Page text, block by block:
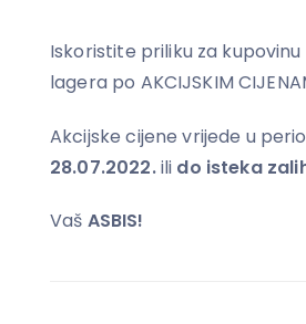
Iskoristite priliku za
lagera po AKCIJSKIM
Akcijske cijene vrijede u
28.07.2022.ili do isteka
Vaš ASBIS!